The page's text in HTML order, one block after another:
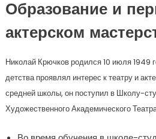
Образование и
актерском
Николай Крючков родился 10 июля 1949
детства проявлял интерес к театру и
средней школы, он поступил в Школу-
Художественного Академического